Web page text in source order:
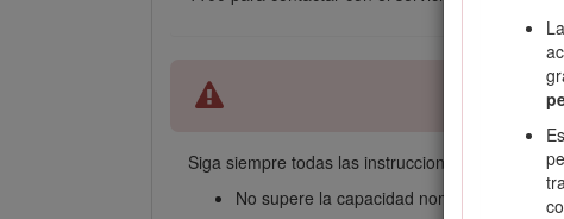
Siga siempre todas las instrucciones de
No supere la capacidad nominal de